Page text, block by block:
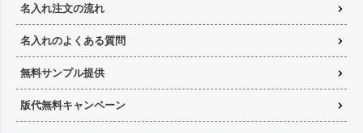
名入れ注文の流れ
名入れのよくある質問
無料サンプル提供
版代無料キャンペーン